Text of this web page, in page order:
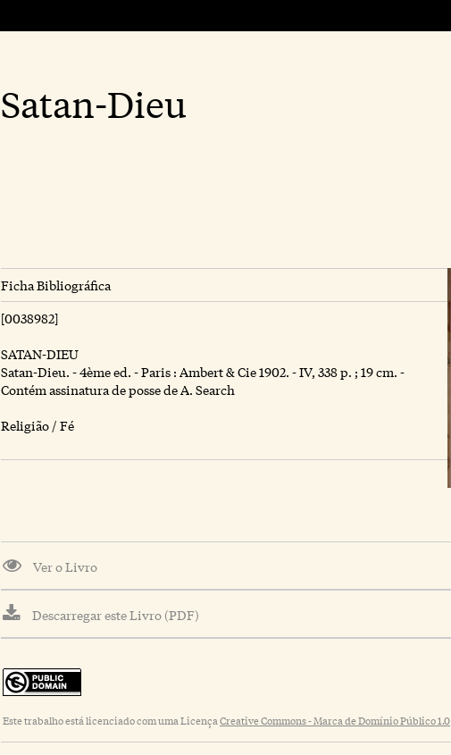
Satan-Dieu
Ficha Bibliográfica
[0038982]
SATAN-DIEU
Satan-Dieu. - 4ème ed. - Paris : Ambert & Cie 1902. - IV, 338 p. ; 19 cm. -
Contém assinatura de posse de A. Search
Religião / Fé
Ver o Livro
Descarregar este Livro (PDF)
Este trabalho está licenciado com uma LicençaCreative Commons - Marca de Domínio Público 1.0